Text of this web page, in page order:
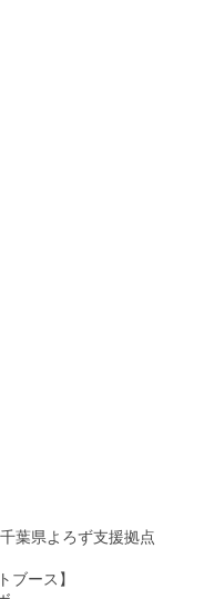
葉県よろず支援拠点
ブース】